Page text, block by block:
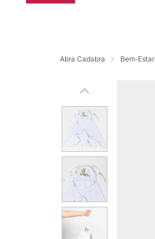
Abra Cadabra Bem-Estar